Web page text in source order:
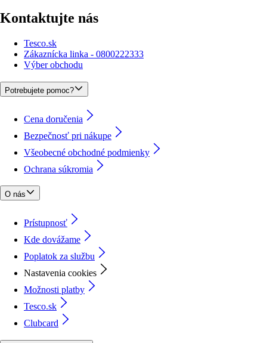
Kontaktujte nás
Tesco.sk
Zákaznícka linka - 0800222333
Výber obchodu
Potrebujete pomoc?
Cena doručenia
Bezpečnosť pri nákupe
Všeobecné obchodné podmienky
Ochrana súkromia
O nás
Prístupnosť
Kde dovážame
Poplatok za službu
Nastavenia cookies
Možnosti platby
Tesco.sk
Clubcard